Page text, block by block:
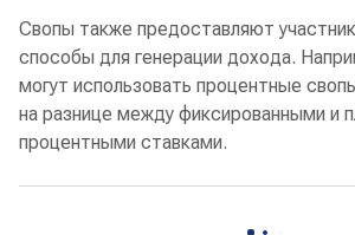
Свопы также предоставляют
способы для генерации дохода.
могут использовать процентные
на разнице между фиксированными и
процентными ставками.